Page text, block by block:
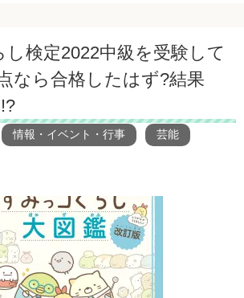
検定2022中級を受験して
なら合格したはず?結果
情報・イベント・行事 芸能